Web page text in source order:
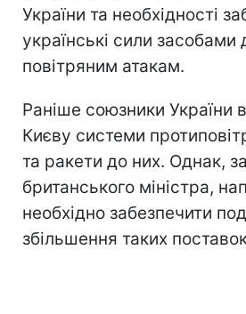
України та необхідності
українські сили засобами
повітряним атакам.
Раніше союзники України
Києву системи
та ракети до них. Однак,
британського міністра,
необхідно забезпечити
збільшення таких